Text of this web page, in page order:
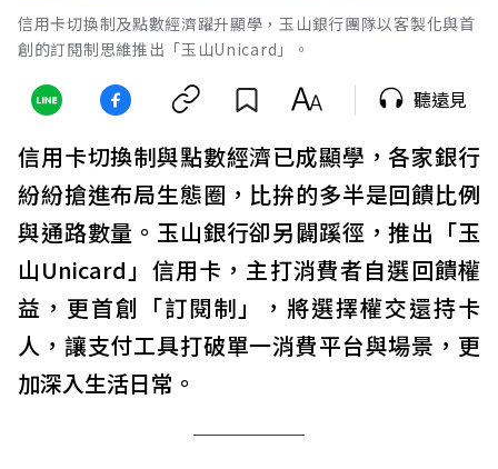
信用卡切換制及點數經濟躍升顯學，玉山銀行團隊以客製化與首
創的訂閱制思維推出「玉山Unicard」。
聽遠見
信用卡切換制與點數經濟已成顯學，各家銀行
紛紛搶進布局生態圈，比拚的多半是回饋比例
與通路數量。玉山銀行卻另闢蹊徑，推出「玉
山Unicard」信用卡，主打消費者自選回饋權
益，更首創「訂閱制」，將選擇權交還持卡
人，讓支付工具打破單一消費平台與場景，更
加深入生活日常。